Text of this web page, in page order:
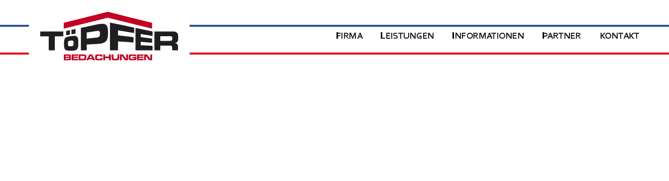
FIRMA LEISTUNGEN INFORMATIONEN PARTNER KONTAKT